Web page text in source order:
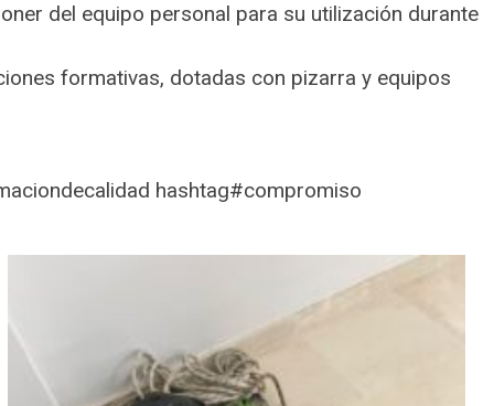
del equipo personal para su utilización durante
formativas, dotadas con pizarra y equipos
hashtag#compromiso